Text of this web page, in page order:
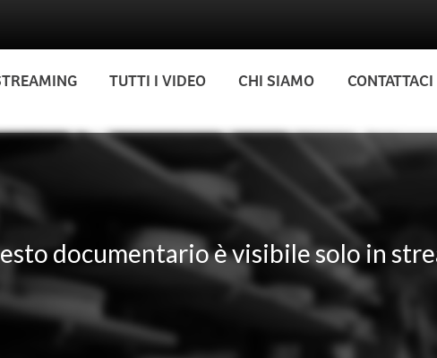
TUTTI I VIDEO CHI SIAMO CONTATTACI
documentario è visibile solo in